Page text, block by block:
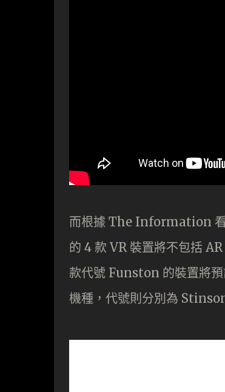
而根據 The Information 看
的 4 款 VR 裝置將不包括
款代號 Funston 的裝置將
機種，代號則分別為